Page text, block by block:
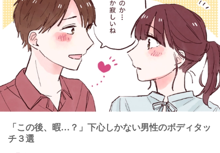
トレンド ワード
男の本音 男ウケ NG行動 彼女 イイ女 婚活
「この後、暇…？」下心しかない男性のボディタッ
チ３選